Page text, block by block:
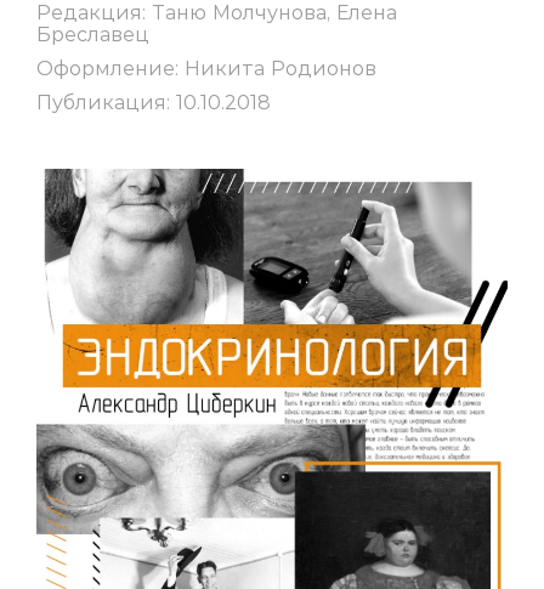
Редакция: Таню Молчунова, Елена
Бреславец
Оформление: Никита Родионов
Публикация: 10.10.2018